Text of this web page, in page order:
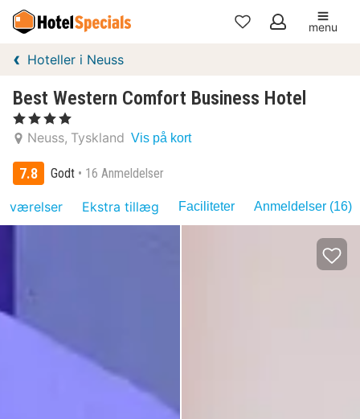
Mine
menu
Hoteller i Neuss
Best Western Comfort Business Hotel
, 4 Stjerner
Neuss Tyskland Vis på kort
7.8 Godt 16 Anmeldelser
værelser Ekstra tillæg Faciliteter Anmeldelser (16)